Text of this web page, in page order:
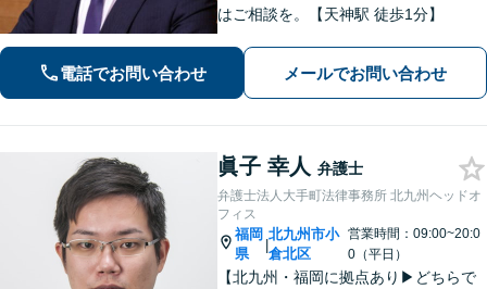
はご相談を。【天神駅 徒歩1分】
電話でお問い合わせ メールでお問い合わせ
眞子 幸人 弁護士
弁護士法人大手町法律事務所 北九州ヘッドオ
フィス
福岡
県
|
北九州市小
倉北区
営業時間：09:00~20:0
0（平日）
【北九州・福岡に拠点あり▶どちらで